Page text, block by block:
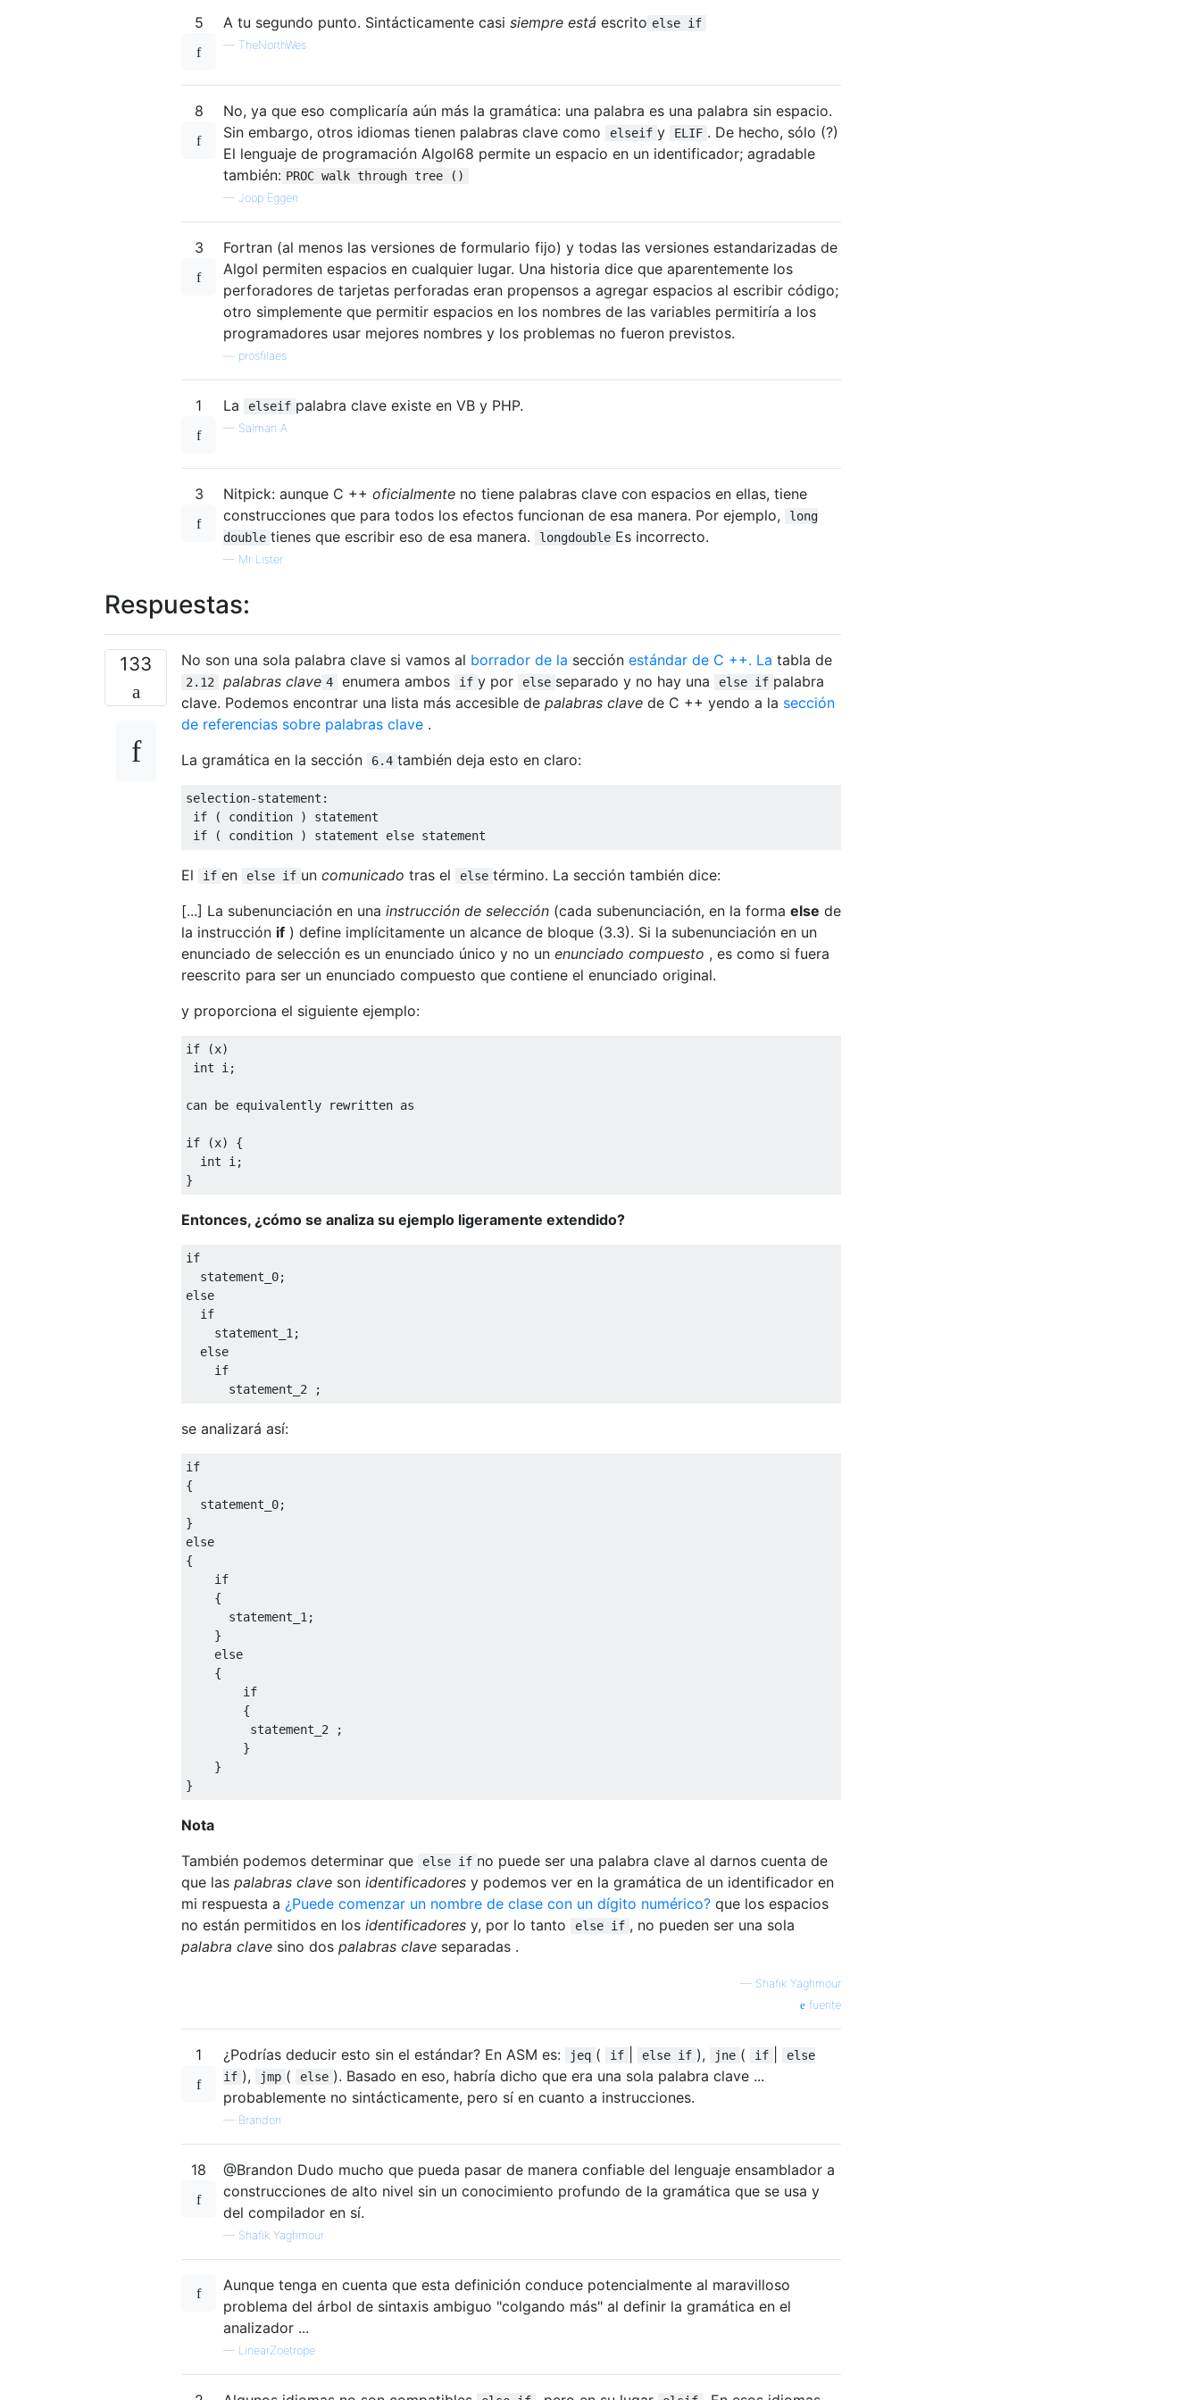
5 A tu segundo punto. Sintácticamente casi siempre está escrito else if
— TheNorthWes
8
No, ya que eso complicaría aún más la gramática: una palabra es una palabra sin espacio.
Sin embargo, otros idiomas tienen palabras clave como
elseif y ELIF . De hecho, sólo (?)
El lenguaje de programación Algol68 permite un espacio en un identificador; agradable
también: PROC walk through tree ()
— Joop Eggen
3
Fortran (al menos las versiones de formulario fijo) y todas las versiones estandarizadas de
Algol permiten espacios en cualquier lugar. Una historia dice que aparentemente los
perforadores de tarjetas perforadas eran propensos a agregar espacios al escribir código;
otro simplemente que permitir espacios en los nombres de las variables permitiría a los
programadores usar mejores nombres y los problemas no fueron previstos.
prosfilaes
1 La elseif palabra clave existe en VB y PHP.
— Salman A
3 Nitpick: aunque C ++ oficialmente no tiene palabras clave con espacios en ellas, tiene
construcciones que para todos los efectos funcionan de esa manera. Por ejemplo,
long
double tienes que escribir eso de esa manera. longdouble Es incorrecto.
— Mr Lister
Respuestas:
133 No son una sola palabra clave si vamos al borrador de la sección estándar de C ++. La tabla de
2.12 palabras clave 4 enumera ambos if y por else separado y no hay una else if palabra
clave. Podemos encontrar una lista más accesible de palabras clave de C ++ yendo a la sección
de referencias sobre palabras clave .
La gramática en la sección
6.4 también deja esto en claro:
selection-statement :
if
( condition )
statement
if
( condition ) statement else statement
El if en else if un comunicado tras el else término. La sección también dice:
[...] La subenunciación en una instrucción de selección (cada subenunciación, en la forma else de
la instrucción if ) define implícitamente un alcance de bloque (3.3). Si la subenunciación en un
enunciado de selección es un enunciado único y no un enunciado compuesto , es como si fuera
reescrito para ser un enunciado compuesto que contiene el enunciado original.
y proporciona el siguiente ejemplo:
if (x)
int i ;
can be equivalently rewritten as
if (x)
{
int i ;
}
Entonces, ¿cómo se analiza su ejemplo ligeramente extendido?
if
  statement_0
;
else
if
    statement_1
;
else
if
      statement_2
;
se analizará así:
if
{
  statement_0
;
}
else
{
if
{
      statement_1
;
}
else
{
if
{
         statement_2
;
}
}
}
Nota
También podemos determinar que
else if no puede ser una palabra clave al darnos cuenta de
que las palabras clave son identificadores y podemos ver en la gramática de un identificador en
mi respuesta a ¿Puede comenzar un nombre de clase con un dígito numérico? que los espacios
no están permitidos en los identificadores y, por lo tanto else if , no pueden ser una sola
palabra clave sino dos palabras clave separadas .
— Shafik Yaghmour
fuente
1 ¿Podrías deducir esto sin el estándar? En ASM es: jeq ( if else if ), jne ( if
else
if ), jmp ( else ). Basado en eso, habría dicho que era una sola palabra clave ...
probablemente no sintácticamente, pero sí en cuanto a instrucciones.
— Brandon
18
@Brandon Dudo mucho que pueda pasar de manera confiable del lenguaje ensamblador a
construcciones de alto nivel sin un conocimiento profundo de la gramática que se usa y
del compilador en sí.
— Shafik Yaghmour
Aunque tenga en cuenta que esta definición conduce potencialmente al maravilloso
problema del árbol de sintaxis ambiguo "colgando más" al definir la gramática en el
analizador ...
— LinearZoetrope